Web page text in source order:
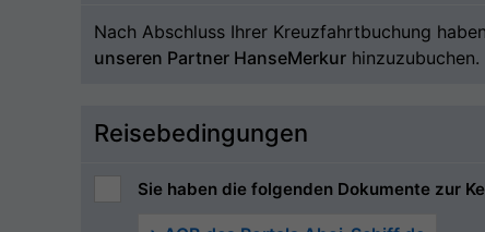
Nach Abschluss Ihrer Kreuzfahrtbuchung
unseren Partner HanseMerkur hinzuzubuchen.
Reisebedingungen
Sie haben die folgenden Dokumente zur